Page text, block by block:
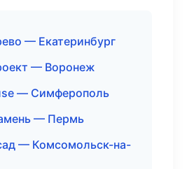
— Екатеринбург
— Воронеж
— Симферополь
— Пермь
— Комсомольск-на-